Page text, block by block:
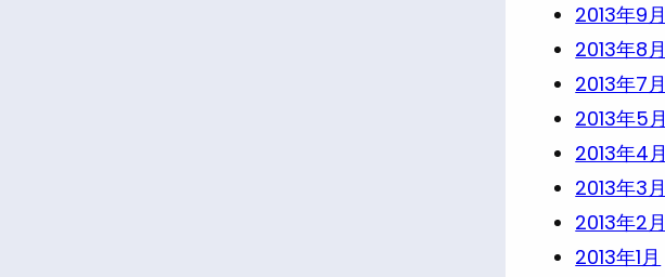
2013年9月
2013年8月
2013年7月
2013年5月
2013年4月
2013年3月
2013年2月
2013年1月